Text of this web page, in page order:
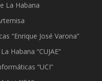
La Habana
“Enrique José Varona”
Habana “CUJAE”
“UCI”